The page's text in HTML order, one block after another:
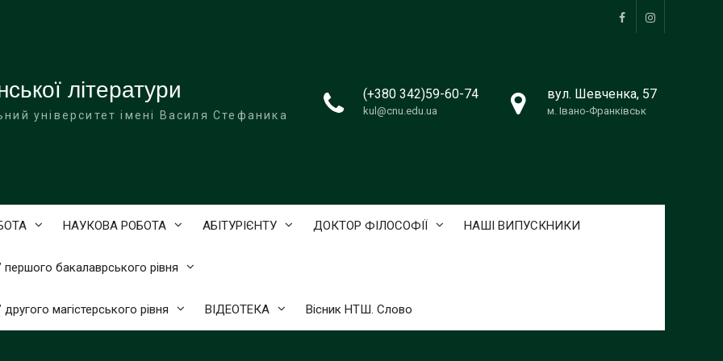
FacebookInstagram
літератури
університет імені Василя Стефаника
(+380 342)59-60-74
kul@cnu.edu.ua
вул. Шевченка, 57
м. Івано-Франківськ
НАУКОВА РОБОТА АБІТУРІЄНТУ ДОКТОР ФІЛОСОФІЇ НАШІ ВИПУСКНИКИ
першого бакалаврського рівня
магістерського рівня ВІДЕОТЕКА Вісник НТШ. Слово